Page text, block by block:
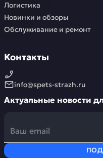
Логистика
Новинки и обзоры
Обслуживание и ремонт
Контакты
info@spets-strazh.ru
Актуальные новости